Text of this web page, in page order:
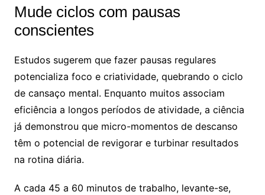
Mude ciclos com pausas
conscientes
Estudos sugerem que fazer pausas regulares
potencializa foco e criatividade, quebrando o ciclo
de cansaço mental. Enquanto muitos associam
eficiência a longos períodos de atividade, a ciência
já demonstrou que micro-momentos de descanso
têm o potencial de revigorar e turbinar resultados
na rotina diária.
A cada 45 a 60 minutos de trabalho, levante-se,